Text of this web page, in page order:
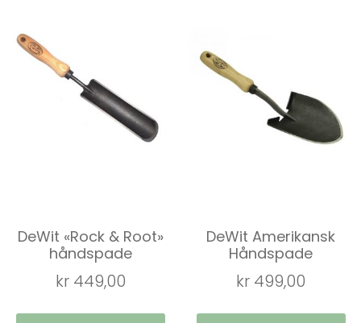
DeWit «Rock & Root»
håndspade
kr449,00
DeWit Amerikansk
Håndspade
kr 499,00